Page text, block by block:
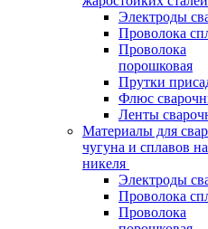
Электроды
Проволока
Проволока
порошковая
Прутки
Флюс
Ленты
Материалы для
чугуна и сплавов
никеля
Электроды
Проволока
Проволока